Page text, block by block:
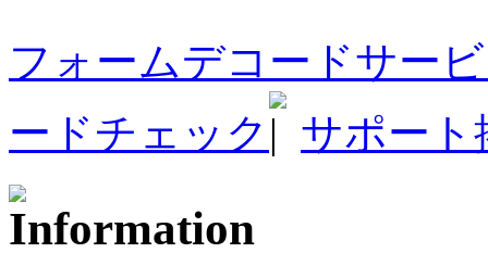
フォームデコードサー
ードチェック
サポート